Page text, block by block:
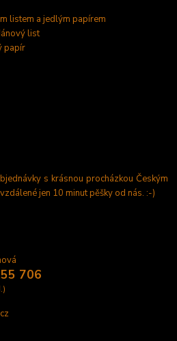
listem a jedlým papírem
list
papír
s krásnou procházkou Českým
jen 10 minut pěšky od nás. :-)
706